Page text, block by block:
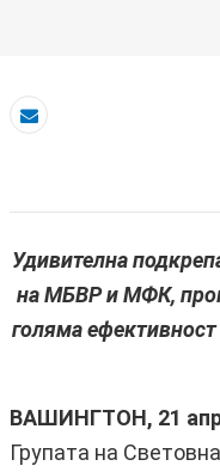
Eлектронна поща
Удивителна
на МБВР и МФК,
голяма
ВАШИНГТОН, 21
Групата на